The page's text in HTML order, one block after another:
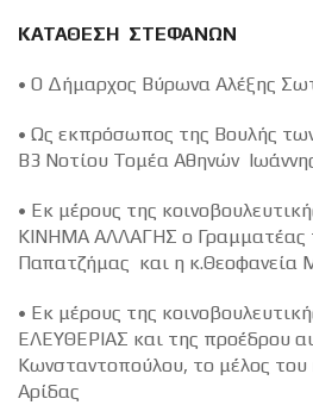
ΚΑΤΑΘΕΣΗ ΣΤΕΦΑΝΩΝ
• Ο Δήμαρχος Βύρωνα Αλέξης
• Ως εκπρόσωπος της Βουλής
Β3 Νοτίου Τομέα Αθηνών
• Εκ μέρους της
ΚΙΝΗΜΑ ΑΛΛΑΓΗΣ ο Γραμματέας
Παπατζήμας και η κ.Θεοφανεία
• Εκ μέρους της
ΕΛΕΥΘΕΡΙΑΣ και της προέδρου
Κωνσταντοπούλου, το μέλος του
Αρίδας